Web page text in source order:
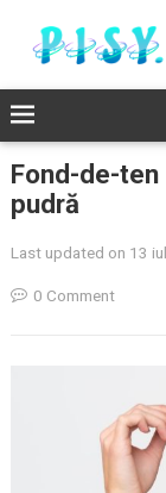
Fond-de-
pudră
Last updated on 13
0 Comment